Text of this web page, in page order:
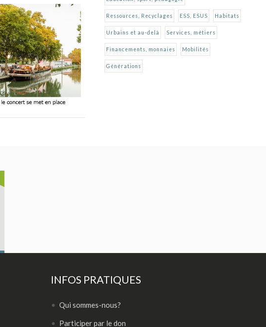
Ressources, Recyclages ESS, ESUS Habitats
Urbains et au-delà Services, métiers
Financements, monnaies Mobilités
Générations
INFOS PRATIQUES
Qui sommes-nous?
Participer par le don